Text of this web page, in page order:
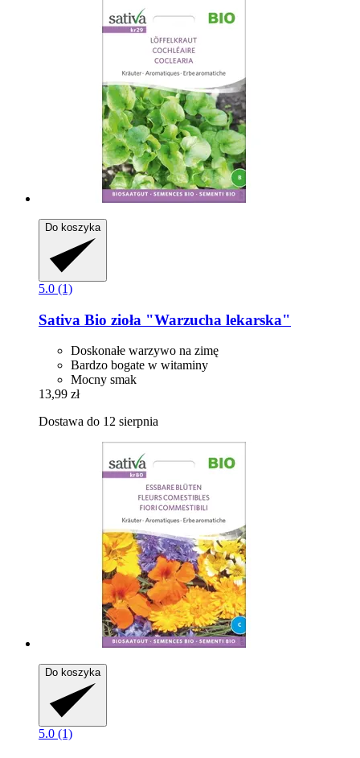
Do koszyka
5.0 (1)
Sativa Bio zioła "Warzucha lekarska"
Doskonałe warzywo na zimę
Bardzo bogate w witaminy
Mocny smak
13,99 zł
Dostawa do 12 sierpnia
Do koszyka
5.0 (1)